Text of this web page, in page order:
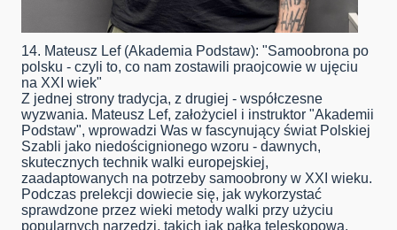
14. Mateusz Lef (Akademia Podstaw): "Samoobrona po
polsku - czyli to, co nam zostawili praojcowie w ujęciu
na XXI wiek"
Z jednej strony tradycja, z drugiej - współczesne
wyzwania. Mateusz Lef, założyciel i instruktor "Akademii
Podstaw", wprowadzi Was w fascynujący świat Polskiej
Szabli jako niedoścignionego wzoru - dawnych,
skutecznych technik walki europejskiej,
zaadaptowanych na potrzeby samoobrony w XXI wieku.
Podczas prelekcji dowiecie się, jak wykorzystać
sprawdzone przez wieki metody walki przy użyciu
popularnych narzędzi, takich jak pałka teleskopowa.